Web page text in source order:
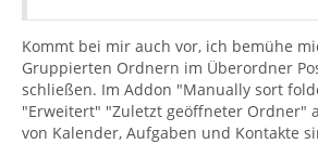
Kommt bei mir auch vor, ich bemühe
Gruppierten Ordnern im Überordner
schließen. Im Addon "Manually sort
"Erweitert" "Zuletzt geöffneter Ordner"
von Kalender, Aufgaben und Kontakte